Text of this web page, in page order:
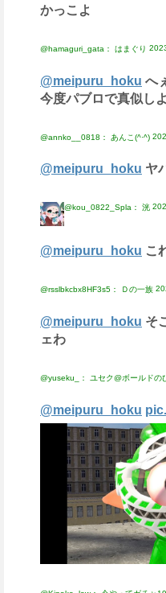
かっこよ
@hamaguri_gata： はまぐり
@meipuru_hoku へ
今度パブロで真似しよ
@annko__0818： あんこ(^·^)
@meipuru_hoku ヤ
@kou_0822_Spla： 洸
@meipuru_hoku こ
@rsslbkcbx8HF3s5： Ｄの一族
@meipuru_hoku そ
ェわ
@yuseku_： ユセク@ボールドの
@meipuru_hoku